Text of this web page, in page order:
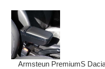
Armsteun PremiumS